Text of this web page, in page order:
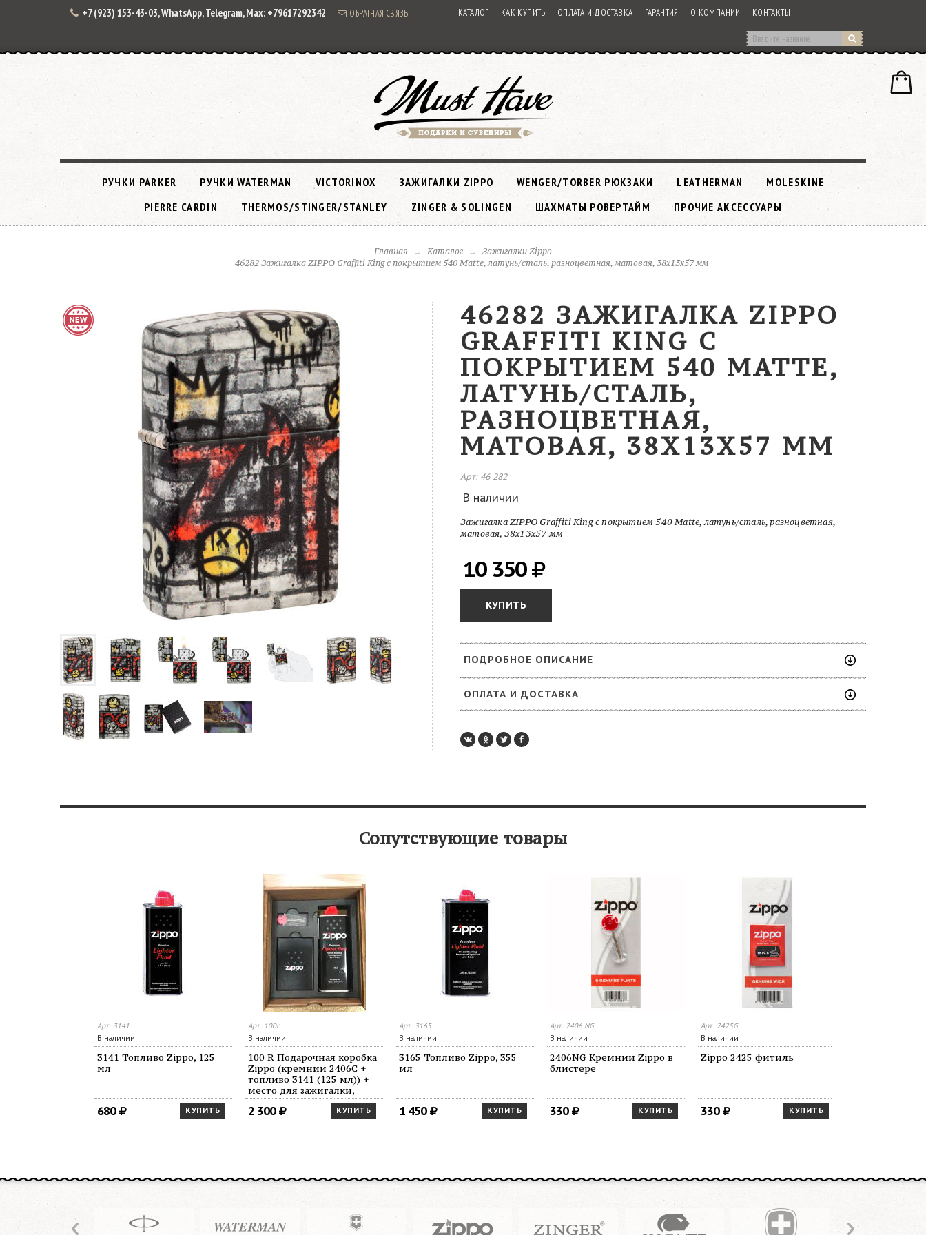
+7 (923) 153-43-03, WhatsApp, Telegram, Max: +79617292342 ОБРАТНАЯ СВЯЗЬ КАТАЛОГ КАК КУПИТЬ ОПЛАТА И ДОСТАВКА ГАРАНТИЯ О КОМПАНИИ КОНТАКТЫ
РУЧКИ PARKER РУЧКИ WATERMAN VICTORINOX ЗАЖИГАЛКИ ZIPPO WENGER/TORBER РЮКЗАКИ LEATHERMAN
MOLESKINE
PIERRE CARDIN
THERMOS/STINGER/STANLEY ZINGER & SOLINGEN ШАХМАТЫ РОВЕРТАЙМ ПРОЧИЕ АКСЕССУАРЫ
Главная Каталог
Зажигалки Zippo
46282 Зажигалка ZIPPO Graffiti King с покрытием 540 Matte, латунь/сталь, разноцветная, матовая, 38x13x57 мм
46282 ЗАЖИГАЛКА ZIPPO
GRAFFITI KING С
ПОКРЫТИЕМ 540 MATTE,
ЛАТУНЬ/СТАЛЬ,
РАЗНОЦВЕТНАЯ,
МАТОВАЯ, 38X13X57 ММ
Арт: 46 282
В наличии
Зажигалка ZIPPO Graffiti King с покрытием 540 Matte, латунь/сталь, разноцветная,
матовая, 38x13x57 мм
10 350
КУПИТЬ
ПОДРОБНОЕ ОПИСАНИЕ
ОПЛАТА И ДОСТАВКА
Сопутствующие товары
Арт: 3141
В наличии
3141 Топливо Zippo, 125
мл
680 КУПИТЬ
Арт: 100r
В наличии
100 R Подарочная коробка
Zippo (кремнии 2406C +
топливо 3141 (125 мл)) +
место для зажигалки,
140х160х40 мм
2 300 КУПИТЬ
Арт: 3165
В наличии
3165 Топливо Zippo, 355
мл
1 450 КУПИТЬ
Арт: 2406 NG
В наличии
2406NG Кремнии Zippo в
блистере
330 КУПИТЬ
Арт: 2425G
В наличии
Zippo 2425 фитиль
330 КУПИТЬ